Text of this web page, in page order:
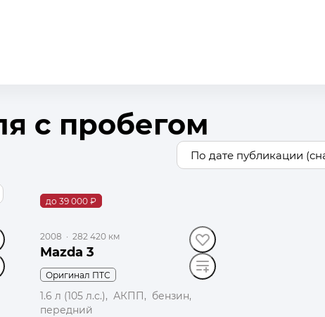
с пробегом
По дате публикации
до 39 000 ₽
2008 · 282 420 км
Mazda 3
Оригинал ПТС
1.6 л (105 л.с.), АКПП, бензин,
передний